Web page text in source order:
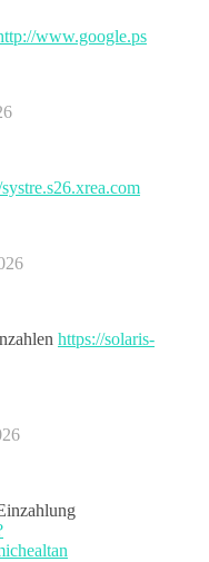
www.google.ps
https://solaris-